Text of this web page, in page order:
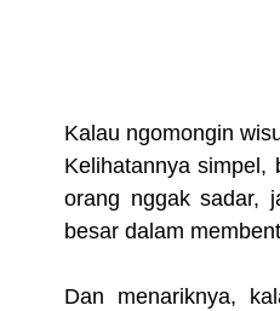
Kalau ngomongin
Kelihatannya simpel,
orang nggak sadar,
besar dalam
Dan menariknya,